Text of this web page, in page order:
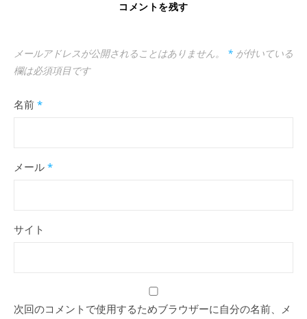
コメントを残す
メールアドレスが公開されることはありません。 * が付いている
欄は必須項目です
名前 *
メール *
サイト
次回のコメントで使用するためブラウザーに自分の名前、メ